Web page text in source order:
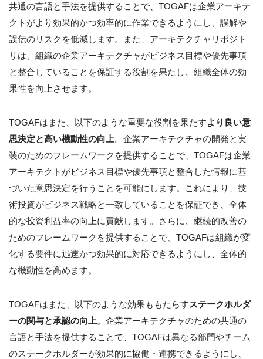
共通の言語と手法を提供することで、TOGAFは企業アーキテ
クトがより効果的かつ効率的に作業できるようにし、誤解や
誤伝のリスクを低減します。また、アーキテクチャリポジト
リは、組織の企業アーキテクチャがビジネス目標や優先事項
と整合していることを保証する役割を果たし、組織全体の効
果性を向上させます。
TOGAFはまた、以下のような重要な役割を果たすより良い意
思決定と高い機動性の向上。企業アーキテクチャの開発と実
装のためのフレームワークを提供することで、TOGAFは企業
アーキテクトがビジネス目標や優先事項と整合した情報に基
づいた意思決定を行うことを可能にします。これにより、技
術投資がビジネス戦略と一致していることを保証でき、全体
的な投資利益率の向上に貢献します。さらに、継続的改善の
ためのフレームワークを提供することで、TOGAFは組織が変
化する要件に迅速かつ効果的に対応できるようにし、全体的
な機動性を高めます。
TOGAFはまた、以下のような効果ももたらすステークホルダ
ーの関与と承認の向上。企業アーキテクチャのための共通の
言語と手法を提供することで、TOGAFは異なる部門やチーム
のステークホルダーが効果的に協働・連携できるようにし、